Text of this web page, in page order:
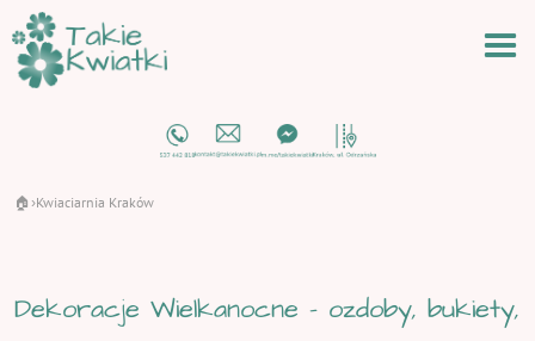
🏠 ›Kwiaciarnia Kraków
Dekoracje Wielkanocne - ozdoby, bukiety,